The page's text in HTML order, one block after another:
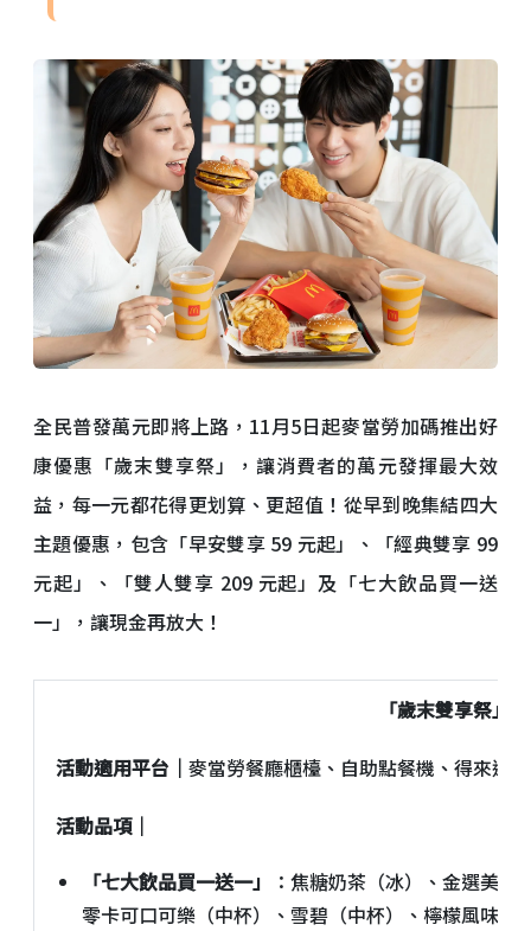
全民普發萬元即將上路，11月5日起麥當勞加碼推出好
康優惠「歲末雙享祭」，讓消費者的萬元發揮最大效
益，每一元都花得更划算、更超值！從早到晚集結四大
主題優惠，包含「早安雙享 59 元起」、「經典雙享 99
元起」、「雙人雙享 209 元起」及「七大飲品買一送
一」，讓現金再放大！
「歲末雙享祭」
活動適用平台｜ 麥當勞餐廳櫃檯、自助點餐機、得來速
活動品項｜
「七大飲品買一送一」
：焦糖奶茶（冰）、金選美
零卡可口可樂（中杯）、雪碧（中杯）、檸檬風味紅